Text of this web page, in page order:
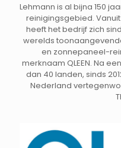
Lehmann is al bijna 150
reinigingsgebied.
heeft het bedrijf zich
werelds
en zonnepaneel-
merknaam QLEEN. Na
dan 40 landen, sinds
Nederland